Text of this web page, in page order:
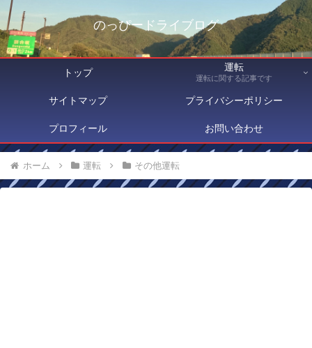
のっぴードライブログ
トップ 運転
運転に関する記事です
サイトマップ プライバシーポリシー
プロフィール お問い合わせ
ホーム 運転 その他運転